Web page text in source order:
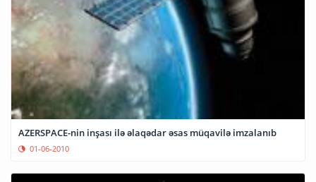
AZERSPACE-nin inşası ilə əlaqədar əsas müqavilə imzalanıb
01-06-2010